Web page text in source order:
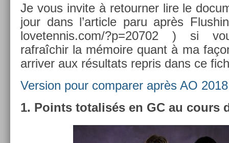
Je vous in­vite à re­tourn­er lire le
jour dans l’ar­ticle paru après
lovetennis.com/?p=20702 ) si
rafraîchir la mémoire quant à ma
ar­riv­er aux résul­tats re­pris dans ce
Vers­ion pour com­par­er après AO 2018
1. Points totalisés en GC au cours